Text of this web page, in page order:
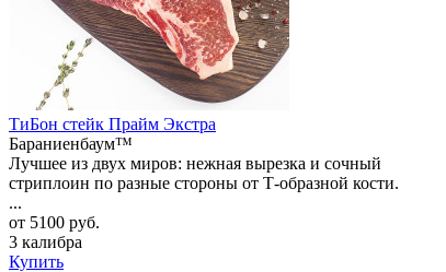
ТиБон стейк Прайм Экстра
Бараниенбаум™
Лучшее из двух миров: нежная вырезка и сочный
стриплоин по разные стороны от Т-образной кости.
...
от 5100 руб.
3 калибра
Купить